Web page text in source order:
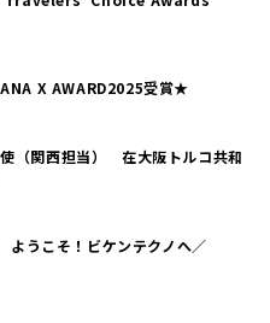
X AWARD2025受賞★
（関西担当） 在大阪トルコ共和
うこそ！ビケンテクノへ／